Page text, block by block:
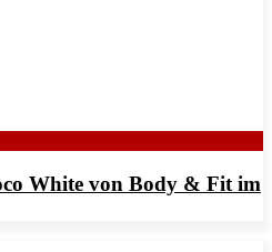
White von Body & Fit im